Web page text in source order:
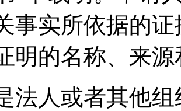
事实所依据的
明的名称、来
法人或者其他